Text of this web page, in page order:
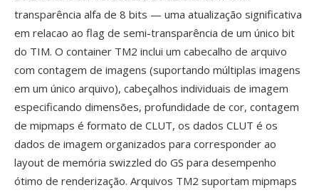
transparência alfa de 8 bits — uma atualização significativa
em relacao ao flag de semi-transparência de um único bit
do TIM. O container TM2 inclui um cabecalho de arquivo
com contagem de imagens (suportando múltiplas imagens
em um único arquivo), cabeçalhos individuais de imagem
especificando dimensões, profundidade de cor, contagem
de mipmaps é formato de CLUT, os dados CLUT é os
dados de imagem organizados para corresponder ao
layout de memória swizzled do GS para desempenho
ótimo de renderização. Arquivos TM2 suportam mipmaps